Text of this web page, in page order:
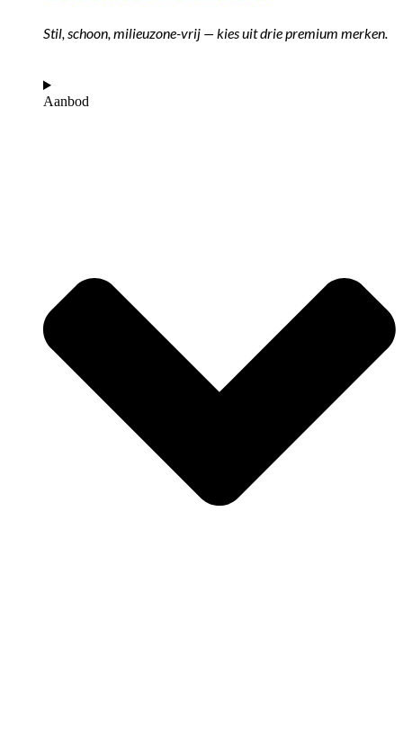
Stil, schoon, milieuzone-vrij — kies uit drie premium merken.
Aanbod